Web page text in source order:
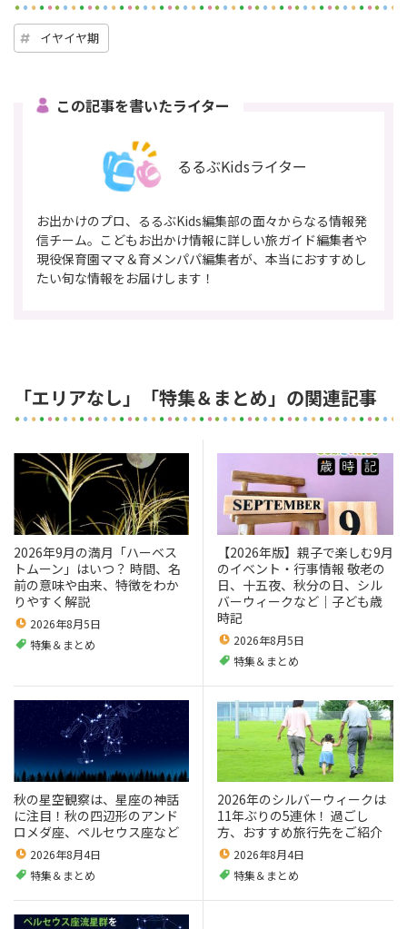
イヤイヤ期
この記事を書いたライター
るるぶKidsライター
お出かけのプロ、るるぶKids編集部の面々からなる情報発
信チーム。こどもお出かけ情報に詳しい旅ガイド編集者や
現役保育園ママ＆育メンパパ編集者が、本当におすすめし
たい旬な情報をお届けします！
「エリアなし」「特集＆まとめ」の関連記事
2026年9月の満月「ハーベス
トムーン」はいつ？ 時間、名
前の意味や由来、特徴をわか
りやすく解説
2026年8月5日
特集＆まとめ
【2026年版】親子で楽しむ9月
のイベント・行事情報 敬老の
日、十五夜、秋分の日、シル
バーウィークなど｜子ども歳
時記
2026年8月5日
特集＆まとめ
秋の星空観察は、星座の神話
に注目！秋の四辺形のアンド
ロメダ座、ペルセウス座など
2026年8月4日
特集＆まとめ
2026年のシルバーウィークは
11年ぶりの5連休！ 過ごし
方、おすすめ旅行先をご紹介
2026年8月4日
特集＆まとめ